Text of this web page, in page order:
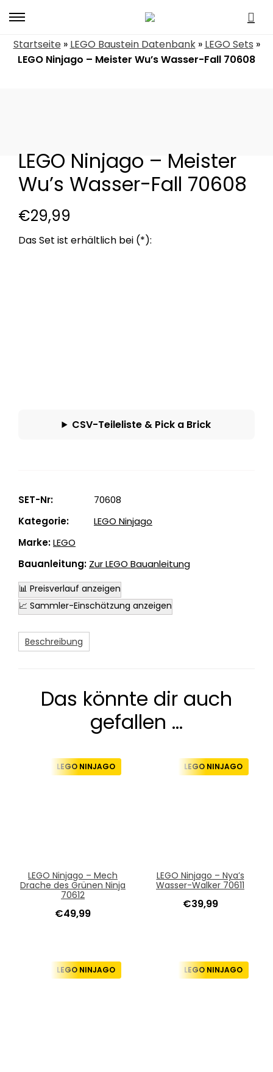
Menu
Startseite» LEGO Baustein Datenbank» LEGO Sets »
LEGO Ninjago – Meister Wu’s Wasser-Fall 70608
LEGO Ninjago – Meister
Wu’s Wasser-Fall 70608
€29,99
CSV-Teileliste & Pick a Brick
SET-Nr:
70608
Kategorie:
LEGO Ninjago
Marke:LEGO
Bauanleitung: Zur LEGO Bauanleitung
📊 Preisverlauf anzeigen
📈 Sammler-Einschätzung anzeigen
Beschreibung
Das könnte dir auch
gefallen …
LEGO NINJAGO
LEGO Ninjago – Mech
Drache des Grünen Ninja
70612
€49,99
LEGO NINJAGO
LEGO Ninjago – Nya’s
Wasser-Walker 70611
€39,99
LEGO NINJAGO LEGO NINJAGO